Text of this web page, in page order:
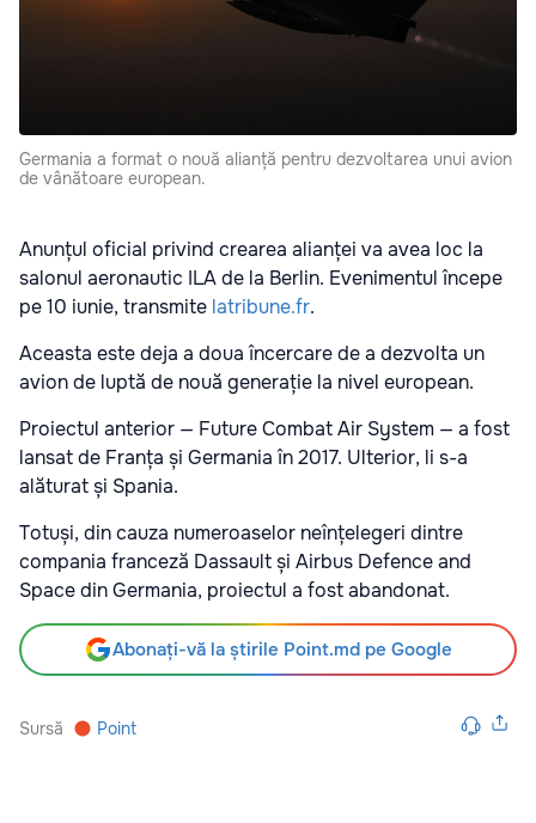
Germania a format o nouă alianță pentru dezvoltarea unui avion
de vânătoare european.
Anunțul oficial privind crearea alianței va avea loc la
salonul aeronautic ILA de la Berlin. Evenimentul începe
pe 10 iunie, transmite latribune.fr.
Aceasta este deja a doua încercare de a dezvolta un
avion de luptă de nouă generație la nivel european.
Proiectul anterior — Future Combat Air System — a fost
lansat de Franța și Germania în 2017. Ulterior, li s-a
alăturat și Spania.
Totuși, din cauza numeroaselor neînțelegeri dintre
compania franceză Dassault și Airbus Defence and
Space din Germania, proiectul a fost abandonat.
Abonați-vă la știrile Point.md pe Google
Sursă Point